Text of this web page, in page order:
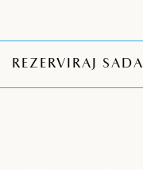
REZERVIRAJ SADA